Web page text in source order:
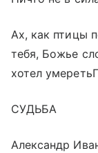
Ах, как птицы
тебя, Божье
хотел
СУДЬБА
Александр